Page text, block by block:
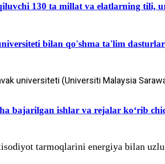
130 ta millat va elatlarning
bilan qo'shma ta'lim
universiteti (Universiti Malaysia
bajarilgan ishlar va rejalar ko‘rib
tarmoqlarini energiya bilan